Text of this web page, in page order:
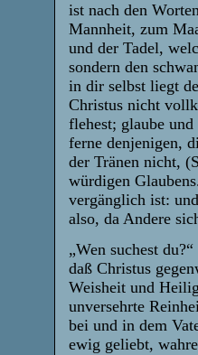
ist nach den
Mannheit, zum
und der Tadel,
sondern den
in dir selbst liegt
Christus nicht
flehest; glaube
ferne denjenigen,
der Tränen nicht,
würdigen
vergänglich ist:
also, da Andere
„Wen suchest
daß Christus
Weisheit und
unversehrte
bei und in dem
ewig geliebt,